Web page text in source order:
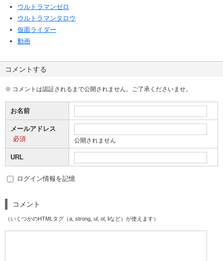
ウルトラマンゼロ
ウルトラマンタロウ
仮面ライダー
動画
コメントする
※ コメントは認証されるまで公開されません。ご了承くださいませ。
お名前
メールアドレス
必須
公開されません
URL
ログイン情報を記憶
コメント
（いくつかのHTMLタグ（a, strong, ul, ol, liなど）が使えます）